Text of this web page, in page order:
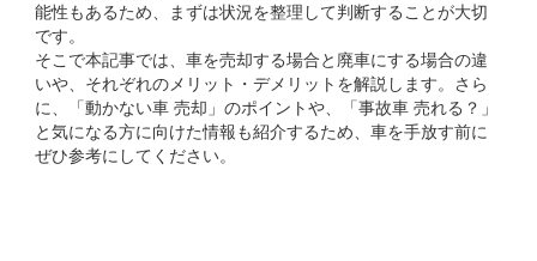
能性もあるため、まずは状況を整理して判断することが大切
です。
そこで本記事では、車を売却する場合と廃車にする場合の違
いや、それぞれのメリット・デメリットを解説します。さら
に、「動かない車 売却」のポイントや、「事故車 売れる？」
と気になる方に向けた情報も紹介するため、車を手放す前に
ぜひ参考にしてください。